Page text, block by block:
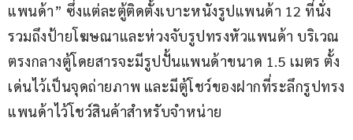
แพนด้า” ซึ่งแต่ละตู้ติดตั้งเบาะหนังรูปแพนด้า 12 ที่นั่ง
รวมถึงป้ายโฆษณาและห่วงจับรูปทรงหัวแพนด้า บริเวณ
ตรงกลางตู้โดยสารจะมีรูปปั้นแพนด้าขนาด 1.5 เมตร ตั้ง
เด่นไว้เป็นจุดถ่ายภาพ และมีตู้โชว์ของฝากที่ระลึกรูปทรง
แพนด้าไว้โชว์สินค้าสำหรับจำหน่าย